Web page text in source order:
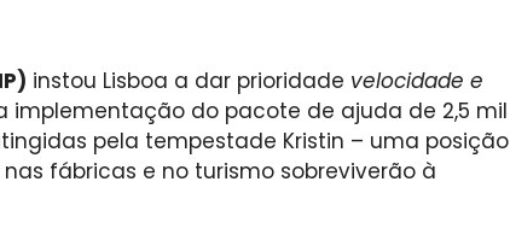
instou Lisboa a dar prioridade velocidade e
implementação do pacote de ajuda de 2,5 mil
pela tempestade Kristin – uma posição
fábricas e no turismo sobreviverão à